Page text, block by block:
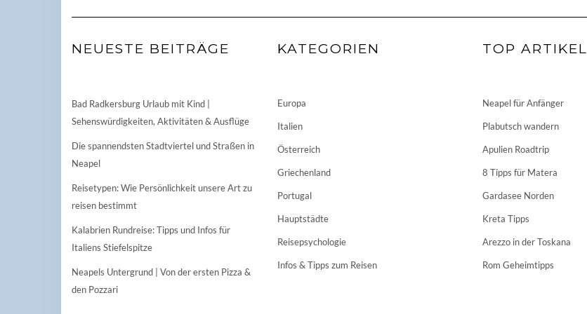
NEUESTE BEITRÄGE
Bad Radkersburg Urlaub mit Kind |
Sehenswürdigkeiten, Aktivitäten & Ausflüge
Die spannendsten Stadtviertel und Straßen in
Neapel
Reisetypen: Wie Persönlichkeit unsere Art zu
reisen bestimmt
Kalabrien Rundreise: Tipps und Infos für
Italiens Stiefelspitze
Neapels Untergrund | Von der ersten Pizza &
den Pozzari
KATEGORIEN
Europa
Italien
Österreich
Griechenland
Portugal
Hauptstädte
Reisepsychologie
Infos & Tipps zum Reisen
TOP ARTIKEL
Neapel für Anfänger
Plabutsch wandern
Apulien Roadtrip
8 Tipps für Matera
Gardasee Norden
Kreta Tipps
Arezzo in der Toskana
Rom Geheimtipps